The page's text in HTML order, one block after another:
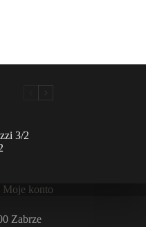
3/2
Moje konto
Zabrze